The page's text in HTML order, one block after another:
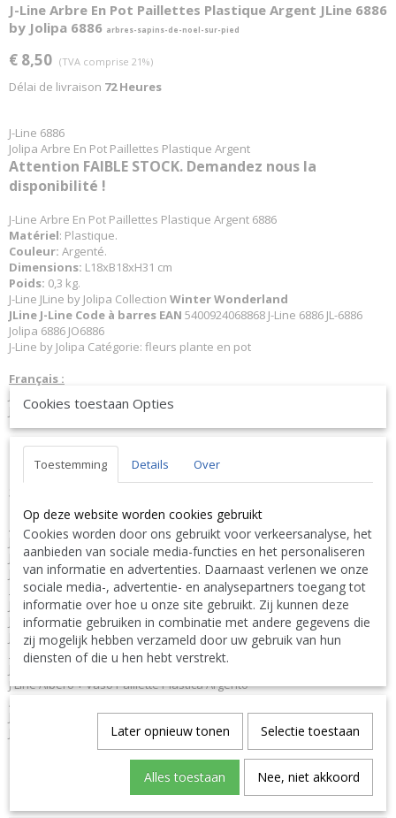
J-Line Arbre En Pot Paillettes Plastique Argent JLine 6886
by Jolipa 6886 arbres-sapins-de-noel-sur-pied
€ 8,50 (TVA comprise 21%)
Délai de livraison 72 Heures
J-Line 6886
Jolipa Arbre En Pot Paillettes Plastique Argent
Attention FAIBLE STOCK. Demandez nous la
disponibilité !
J-Line Arbre En Pot Paillettes Plastique Argent 6886
Matériel: Plastique.
Couleur: Argenté.
Dimensions: L18xB18xH31 cm
Poids: 0,3 kg.
J-Line JLine by Jolipa Collection Winter Wonderland
JLine J-Line Code à barres EAN 5400924068868 J-Line 6886 JL-6886
Jolipa 6886 JO6886
J-Line by Jolipa Catégorie: fleurs plante en pot
Français :
J-Line by Jolipa Arbre En Pot Paillettes Plastique Argent
J-Line arbres sapins de noel sur pied
Nous livrons aussi à l'étranger. N'hésitez pas à nous contacter
We ship also abroad. Feel free to contact us
auch im Ausland. Bitte kontaktieren Sie uns. TEL: 0032 9 378 24
30 or
English:
J-Line by Jolipa Category: flowers potted plant
J Line Tree In Pot Glitter Plastic Silver
J-Line x mas christmas trees on foot
Deutsch:
J-Line by Jolipa Kategorie: blumen topfpflanze
J Line Baum Im Topf Paillette Silber
J-Line weihnachtsbaum weihnachtsbaeume
Italiano:
J Line Albero + Vaso Paillette Plastica Argento
Español:
J-Line by Jolipa Categoría: flores planta en maceta
J Line Arbol En Maceta Purpurina Plastico Plata
Cookies toestaan Opties
Toestemming Details Over
Op deze website worden cookies gebruikt
Cookies worden door ons gebruikt voor verkeersanalyse, het
aanbieden van sociale media-functies en het personaliseren
van informatie en advertenties. Daarnaast verlenen we onze
sociale media-, advertentie- en analysepartners toegang tot
informatie over hoe u onze site gebruikt. Zij kunnen deze
informatie gebruiken in combinatie met andere gegevens die
zij mogelijk hebben verzameld door uw gebruik van hun
diensten of die u hen hebt verstrekt.
Later opnieuw tonen Selectie toestaan
Alles toestaan Nee, niet akkoord